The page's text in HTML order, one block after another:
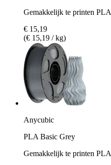
Gemakkelijk te printen PLA
€ 15,19
(€ 15,19 / kg)
Anycubic
PLA Basic Grey
Gemakkelijk te printen PLA